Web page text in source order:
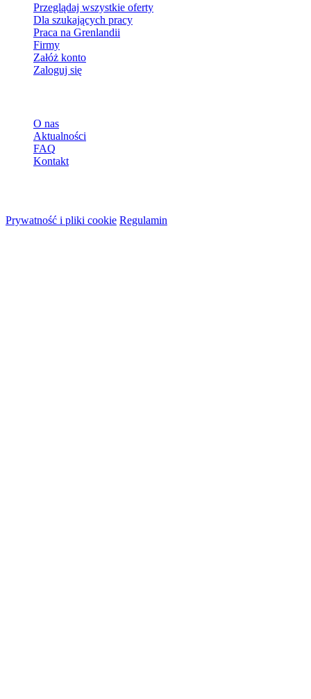
Przeglądaj wszystkie oferty
Dla szukających pracy
Praca na Grenlandii
Firmy
Załóż konto
Zaloguj się
O nas
Aktualności
FAQ
Kontakt
Prywatność i pliki cookie Regulamin